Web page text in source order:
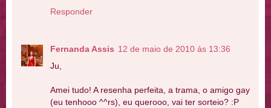
Responder
Fernanda Assis 12 de maio de 2010 às 13:36
Ju,
Amei tudo! A resenha perfeita, a trama, o amigo gay
(eu tenhooo ^^rs), eu querooo, vai ter sorteio? :P